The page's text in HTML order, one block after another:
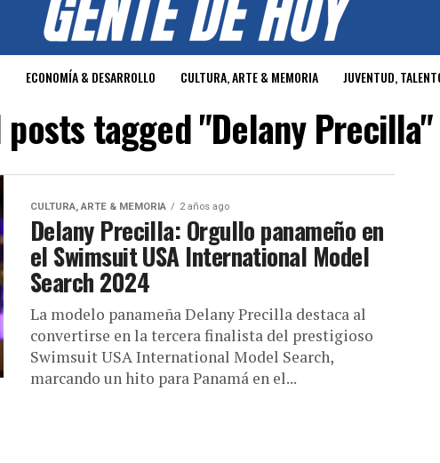
ECONOMÍA & DESARROLLO CULTURA, ARTE & MEMORIA JUVENTUD,
tagged "Delany Precilla"
CULTURA, ARTE & MEMORIA 2 años ago
Delany Precilla: Orgullo panameño en
el Swimsuit USA International Model
Search 2024
La modelo panameña Delany Precilla destaca al
convertirse en la tercera finalista del prestigioso
Swimsuit USA International Model Search,
marcando un hito para Panamá en el...